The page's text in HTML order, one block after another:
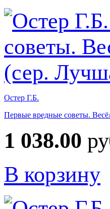
Остер Г.Б.
Первые вредные советы.
1 038.00
В корзину